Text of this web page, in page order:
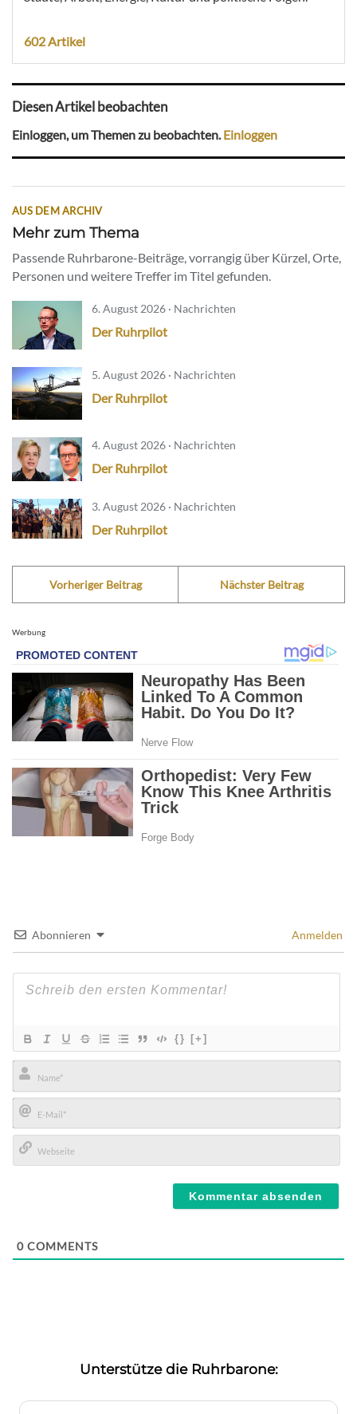
602 Artikel
Diesen Artikel beobachten
Einloggen, um Themen zu beobachten.Einloggen
AUS DEM ARCHIV
Mehr zum Thema
Passende Ruhrbarone-Beiträge, vorrangig über Kürzel, Orte,
Personen und weitere Treffer im Titel gefunden.
6. August 2026 · Nachrichten
Der Ruhrpilot
5. August 2026 · Nachrichten
Der Ruhrpilot
4. August 2026 · Nachrichten
Der Ruhrpilot
3. August 2026 · Nachrichten
Der Ruhrpilot
Vorheriger Beitrag Nächster Beitrag
Werbung
Abonnieren Anmelden
{} [+]
Name*
E-
Mail*
0 COMMENTS
Unterstütze die Ruhrbarone: